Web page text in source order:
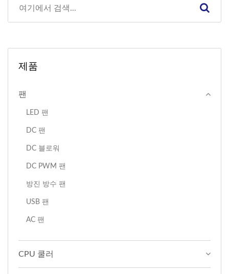
제품
팬
LED 팬
DC 팬
DC 블로워
DC PWM 팬
방진 방수 팬
USB 팬
AC 팬
CPU 쿨러